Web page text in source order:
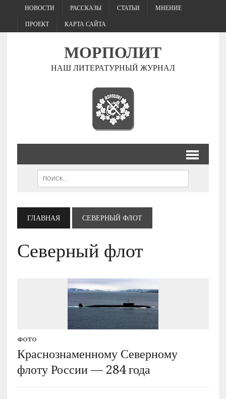
НОВОСТИ РАССКАЗЫ СТАТЬИ МНЕНИЕ
ПРОЕКТ КАРТА САЙТА
МОРПОЛИТ
НАШ ЛИТЕРАТУРНЫЙ ЖУРНАЛ
ГЛАВНАЯ СЕВЕРНЫЙ ФЛОТ
Северный флот
ФОТО
Краснознаменному Северному
флоту России — 284 года